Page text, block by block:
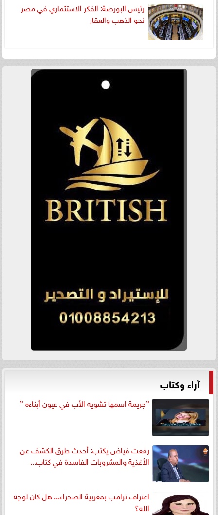
رئيس البورصة: الفكر الاستثماري في مصر
نحو الذهب والعقار
آراء وكتاب
”جريمة اسمها تشويه الأب في عيون أبناءه ”
رفعت فياض يكتب: أحدث طرق الكشف عن
الأغذية والمشروبات الفاسدة في كتاب...
اعتراف ترامب بمغربية الصحراء... هل كان لوجه
الله؟